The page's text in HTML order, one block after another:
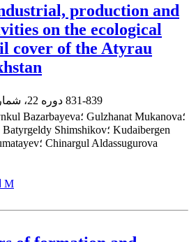
production and
on the ecological
cover of the Atyrau
831-839
Kyrgyzbay؛ Serik Zhumatayev؛ Chinargul Aldassugurova
1.02 M